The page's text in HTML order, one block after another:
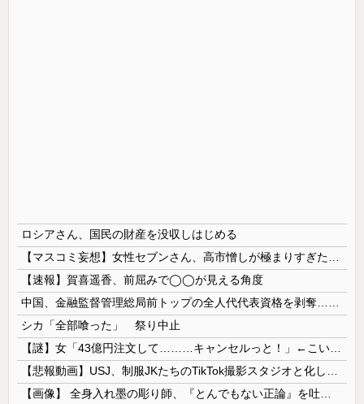
ロシアさん、国民の財産を没収しはじめる
【速報】賀喜遥香、前屈みで◯◯が見える角度
シカ「全部喰った」 祭り中止